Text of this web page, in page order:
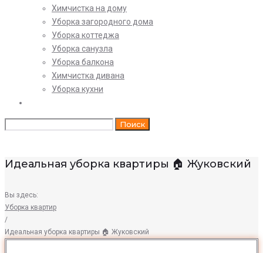
Химчистка на дому
Уборка загородного дома
Уборка коттеджа
Уборка санузла
Уборка балкона
Химчистка дивана
Уборка кухни
Поиск
Идеальная уборка квартиры 🏠 Жуковский
Вы здесь:
Уборка квартир
/
Идеальная уборка квартиры 🏠 Жуковский
Идеальная